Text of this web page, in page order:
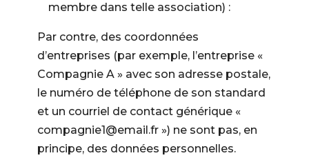
membre dans telle association) :
Par contre, des coordonnées
d’entreprises (par exemple, l’entreprise «
Compagnie A » avec son adresse postale,
le numéro de téléphone de son standard
et un courriel de contact générique «
compagnie1@email.fr ») ne sont pas, en
principe, des données personnelles.